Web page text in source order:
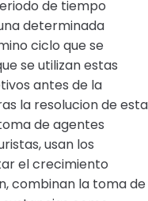
de tiempo
determinada
ciclo que se
se utilizan estas
antes de la
la resolucion de esta
de agentes
usan los
el crecimiento
combinan la toma de